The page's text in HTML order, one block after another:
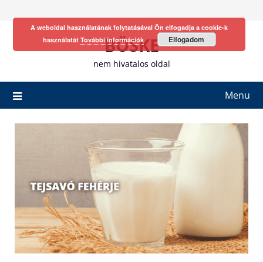
BÖSKE
nem hivatalos oldal
Menu
A weboldal használatának folytatásával Ön elfogadja a cookie-k
használatát További információk Elfogadom